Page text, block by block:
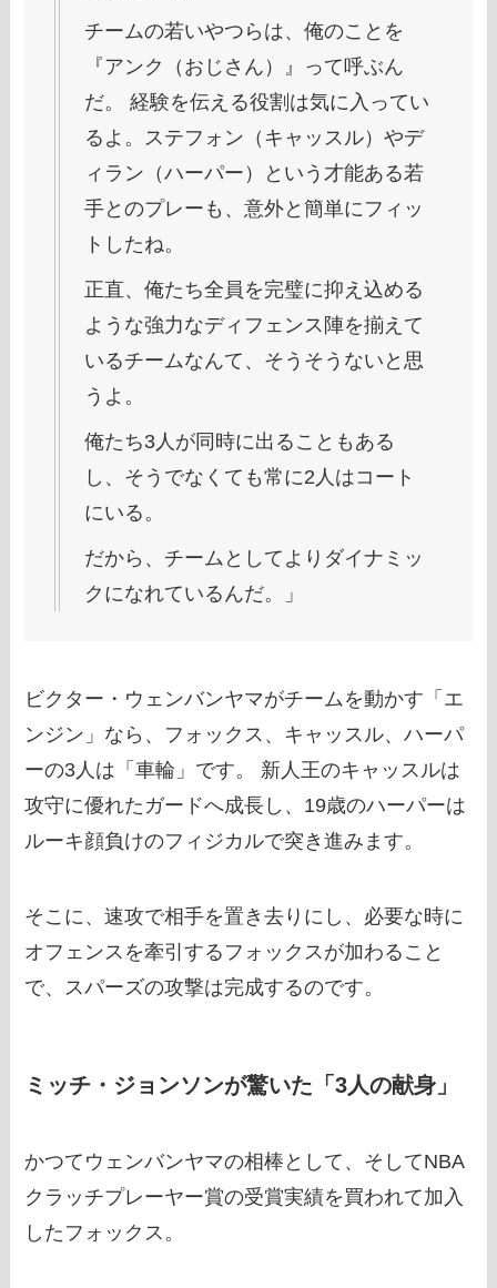
チームの若いやつらは、俺のことを
『アンク（おじさん）』って呼ぶん
だ。 経験を伝える役割は気に入ってい
るよ。ステフォン（キャッスル）やデ
ィラン（ハーパー）という才能ある若
手とのプレーも、意外と簡単にフィッ
トしたね。
正直、俺たち全員を完璧に抑え込める
ような強力なディフェンス陣を揃えて
いるチームなんて、そうそうないと思
うよ。
俺たち3人が同時に出ることもある
し、そうでなくても常に2人はコート
にいる。
だから、チームとしてよりダイナミッ
クになれているんだ。」
ビクター・ウェンバンヤマがチームを動かす「エ
ンジン」なら、フォックス、キャッスル、ハーパ
ーの3人は「車輪」です。 新人王のキャッスルは
攻守に優れたガードへ成長し、19歳のハーパーは
ルーキ顔負けのフィジカルで突き進みます。
そこに、速攻で相手を置き去りにし、必要な時に
オフェンスを牽引するフォックスが加わること
で、スパーズの攻撃は完成するのです。
ミッチ・ジョンソンが驚いた「3人の献身」
かつてウェンバンヤマの相棒として、そしてNBA
クラッチプレーヤー賞の受賞実績を買われて加入
したフォックス。